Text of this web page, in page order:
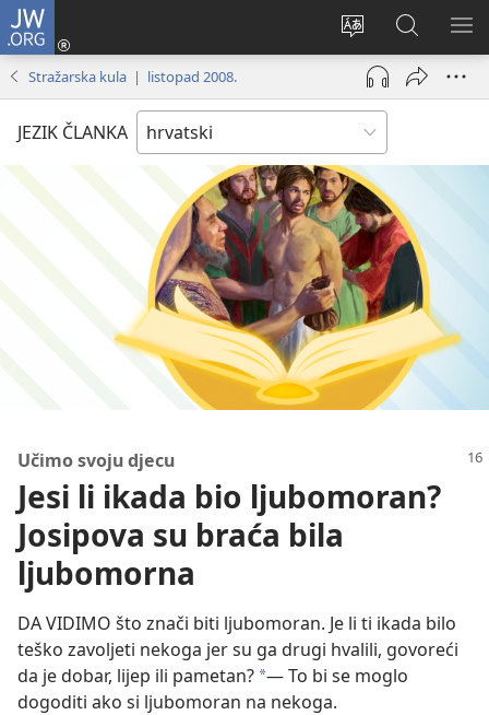
JW.ORG
Promijeni
jezik
Prijava
(otvara
prozor)
JW.ORG
|
Pretraga
Stražarska kula | listopad 2008.
JEZIK ČLANKA
Učimo svoju djecu
Jesi li ikada bio ljubomoran?
Josipova su braća bila
ljubomorna
DA VIDIMO što znači biti ljubomoran. Je li ti ikada bilo
teško zavoljeti nekoga jer su ga drugi hvalili, govoreći
da je dobar, lijep ili pametan? *— To bi se moglo
dogoditi ako si ljubomoran na nekoga.